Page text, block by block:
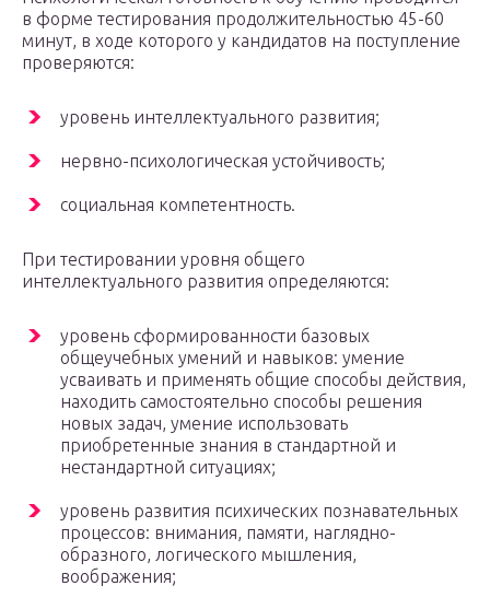
в форме тестирования продолжительностью 45-60
минут, в ходе которого у кандидатов на поступление
проверяются:
уровень интеллектуального развития;
нервно-психологическая устойчивость;
социальная компетентность.
При тестировании уровня общего
интеллектуального развития определяются:
уровень сформированности базовых
общеучебных умений и навыков: умение
усваивать и применять общие способы действия,
находить самостоятельно способы решения
новых задач, умение использовать
приобретенные знания в стандартной и
нестандартной ситуациях;
уровень развития психических познавательных
процессов: внимания, памяти, наглядно-
образного, логического мышления,
воображения;